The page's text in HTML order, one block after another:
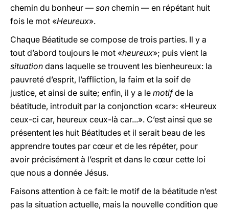
chemin du bonheur — son chemin — en répétant huit
fois le mot «Heureux».
Chaque Béatitude se compose de trois parties. Il y a
tout d’abord toujours le mot «heureux»; puis vient la
situation dans laquelle se trouvent les bienheureux: la
pauvreté d’esprit, l’affliction, la faim et la soif de
justice, et ainsi de suite; enfin, il y a le motifde la
béatitude, introduit par la conjonction «car»: «Heureux
ceux-ci car, heureux ceux-là car...». C’est ainsi que se
présentent les huit Béatitudes et il serait beau de les
apprendre toutes par cœur et de les répéter, pour
avoir précisément à l’esprit et dans le cœur cette loi
que nous a donnée Jésus.
Faisons attention à ce fait: le motif de la béatitude n’est
pas la situation actuelle, mais la nouvelle condition que